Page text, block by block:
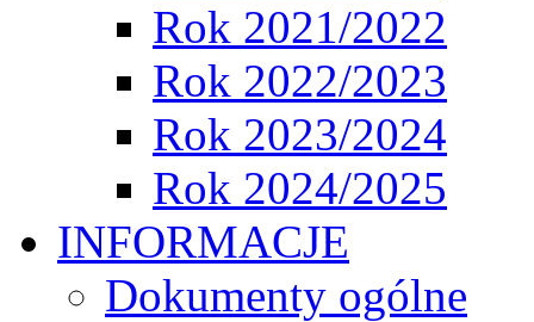
Rok 2021/2022
Rok 2022/2023
Rok 2023/2024
Rok 2024/2025
INFORMACJE
Dokumenty ogólne